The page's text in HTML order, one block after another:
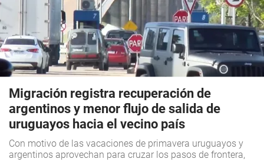
Migración registra recuperación de
argentinos y menor flujo de salida de
uruguayos hacia el vecino país
Con motivo de las vacaciones de primavera uruguayos y
argentinos aprovechan para cruzar los pasos de frontera,